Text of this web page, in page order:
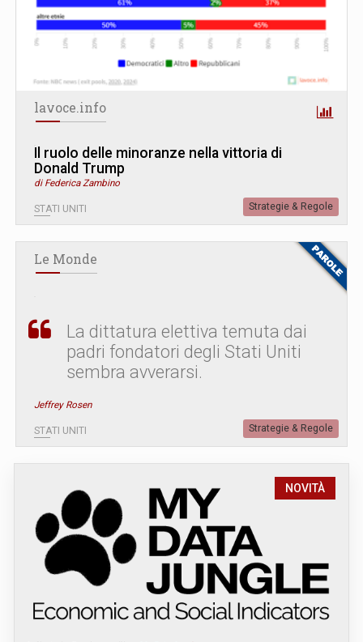
lavoce.info
Il ruolo delle minoranze nella vittoria di
Donald Trump
di Federica Zambino
STATI UNITI Strategie & Regole
Le Monde
La dittatura elettiva temuta dai
padri fondatori degli Stati Uniti
sembra avverarsi.
Jeffrey Rosen
STATI UNITI Strategie & Regole
NOVITÀ